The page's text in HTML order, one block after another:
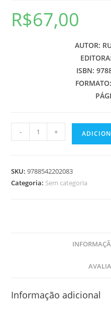
R$67,00
AUTOR:
ISBN:
PERGUNTARAM-
ME
EM
- +
SKU:9788542202083
Categoria: Sem categoria
Informação adicional